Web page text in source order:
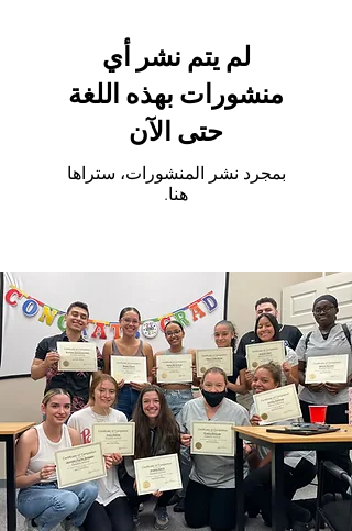
لم يتم نشر أي
منشورات بهذه اللغة
حتى الآن
بمجرد نشر المنشورات، ستراها
هنا.